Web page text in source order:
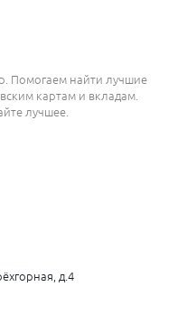
Помогаем найти лучшие
картам и вкладам.
лучшее.
д.4